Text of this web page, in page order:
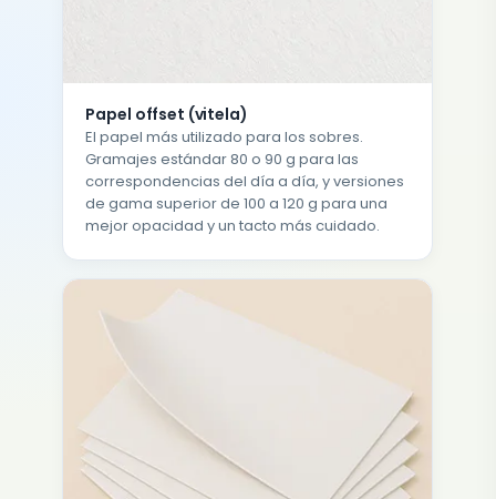
Papel offset (vitela)
El papel más utilizado para los sobres.
Gramajes estándar 80 o 90 g para las
correspondencias del día a día, y versiones
de gama superior de 100 a 120 g para una
mejor opacidad y un tacto más cuidado.